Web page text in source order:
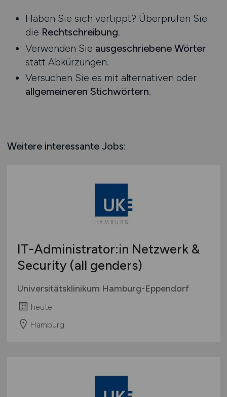
Praktikum
Nordrhein-Westfalen
Rheinland-Pfalz
Saarland
Sachsen
Sachsen-Anhalt
Schleswig-Holstein
Schweiz
Haben Sie sich vertippt? Überprüfen Sie
die Rechtschreibung.
Verwenden Sie ausgeschriebene Wörter
statt Abkürzungen.
Versuchen Sie es mit alternativen oder
allgemeineren Stichwörtern.
Weitere interessante Jobs:
IT-Administrator:in Netzwerk &
Security (all genders)
Universitätsklinikum Hamburg-Eppendorf
heute
Hamburg